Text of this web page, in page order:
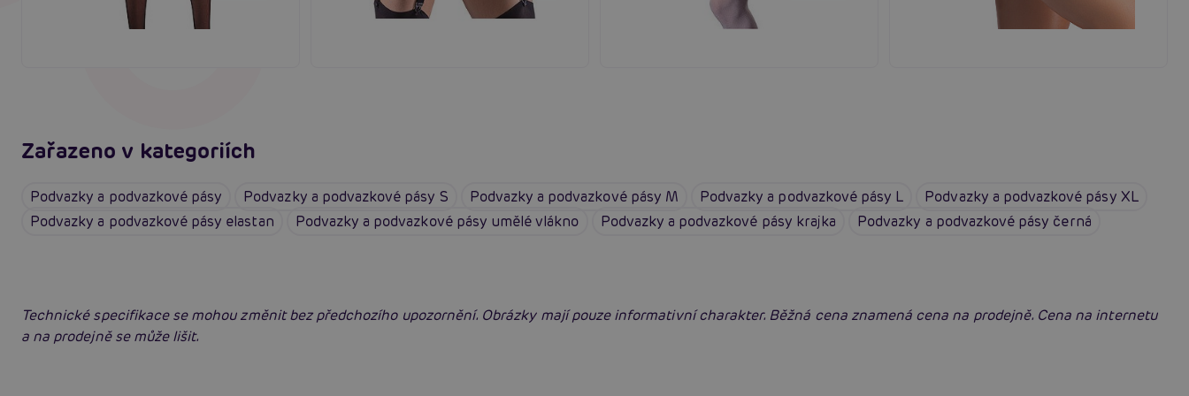
Zařazeno v kategoriích
Podvazky a podvazkové pásy Podvazky a podvazkové pásy S Podvazky a podvazkové pásy M Podvazky a podvazkové pásy L
Podvazky a podvazkové pásy XL
Podvazky a podvazkové pásy elastan
Podvazky a podvazkové pásy umělé vlákno Podvazky a podvazkové pásy krajka Podvazky a podvazkové pásy černá
Technické specifikace se mohou změnit bez předchozího upozornění. Obrázky mají pouze informativní charakter. Běžná cena znamená cena na prodejně. Cena na internetu
a na prodejně se může lišit.